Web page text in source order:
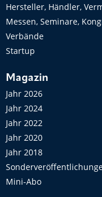
Hersteller, Händler,
Messen, Seminare,
Verbände
Startup
Magazin
Jahr 2026
Jahr 2024
Jahr 2022
Jahr 2020
Jahr 2018
Mini-Abo